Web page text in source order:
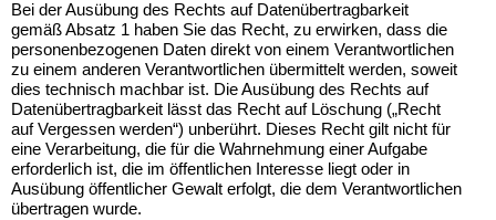
Bei der Ausübung des Rechts auf Datenübertragbarkeit
gemäß Absatz 1 haben Sie das Recht, zu erwirken, dass die
personenbezogenen Daten direkt von einem Verantwortlichen
zu einem anderen Verantwortlichen übermittelt werden, soweit
dies technisch machbar ist. Die Ausübung des Rechts auf
Datenübertragbarkeit lässt das Recht auf Löschung („Recht
auf Vergessen werden“) unberührt. Dieses Recht gilt nicht für
eine Verarbeitung, die für die Wahrnehmung einer Aufgabe
erforderlich ist, die im öffentlichen Interesse liegt oder in
Ausübung öffentlicher Gewalt erfolgt, die dem Verantwortlichen
übertragen wurde.